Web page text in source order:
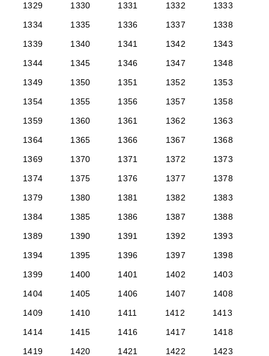
1329
1330 1331 1332
1333
1334
1335 1336 1337
1338
1339
1340 1341 1342
1343
1344
1345 1346 1347
1348
1349
1350 1351 1352
1353
1354
1355 1356 1357
1358
1359
1360 1361 1362
1363
1364
1365 1366 1367
1368
1369
1370 1371 1372
1373
1374
1375 1376 1377
1378
1379
1380 1381 1382
1383
1384
1385 1386 1387
1388
1389
1390 1391 1392
1393
1394
1395 1396 1397
1398
1399
1400 1401 1402
1403
1404
1405 1406 1407
1408
1409
1410 1411 1412
1413
1414
1415 1416 1417
1418
1419
1420 1421 1422 1423